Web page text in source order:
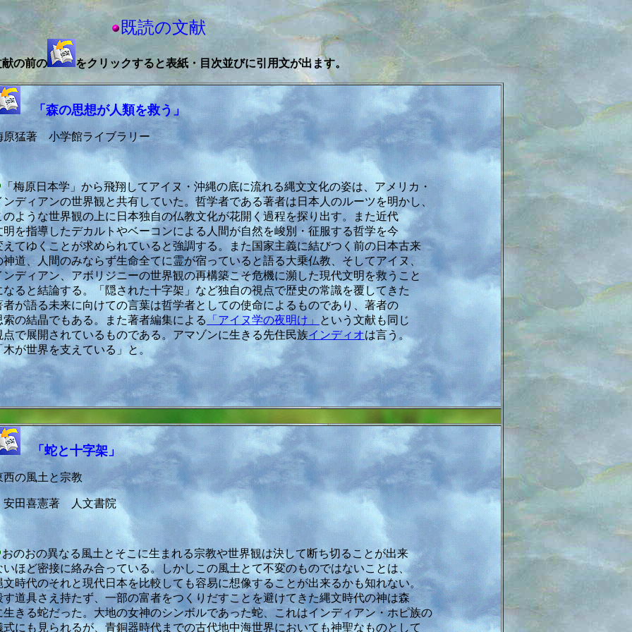
既読の文献
の前の をクリックすると表紙・目次並びに引用文が出ます。
「森の思想が人類を救う」
原猛著 小学館ライブラリー
「梅原日本学」から飛翔してアイヌ・沖縄の底に流れる縄文文化の姿は、アメリカ・
ンディアンの世界観と共有していた。哲学者である著者は日本人のルーツを明かし、
のような世界観の上に日本独自の仏教文化が花開く過程を探り出す。また近代
明を指導したデカルトやベーコンによる人間が自然を峻別・征服する哲学を今
えてゆくことが求められていると強調する。また国家主義に結びつく前の日本古来
神道、人間のみならず生命全てに霊が宿っていると語る大乗仏教、そしてアイヌ、
ンディアン、アボリジニーの世界観の再構築こそ危機に瀕した現代文明を救うこと
なると結論する。「隠された十字架」など独自の視点で歴史の常識を覆してきた
者が語る未来に向けての言葉は哲学者としての使命によるものであり、著者の
索の結晶でもある。また著者編集による 「アイヌ学の夜明け」 という文献も同じ
点で展開されているものである。アマゾンに生きる先住民族インディオは言う。
木が世界を支えている」と。
「蛇と十字架」
西の風土と宗教
田喜憲著 人文書院
おのおの異なる風土とそこに生まれる宗教や世界観は決して断ち切ることが出来
いほど密接に絡み合っている。しかしこの風土とて不変のものではないことは、
文時代のそれと現代日本を比較しても容易に想像することが出来るかも知れない。
す道具さえ持たず、一部の富者をつくりだすことを避けてきた縄文時代の神は森
生きる蛇だった。大地の女神のシンボルであった蛇、これはインディアン・ホピ族の
式にも見られるが、青銅器時代までの古代地中海世界においても神聖なものとして